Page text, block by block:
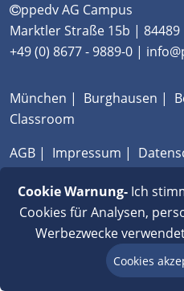
ppedv AG Campus
Marktler Straße 15b | 84489
+49 (0) 8677 - 9889-0 |
München | Burghausen |
Classroom
AGB | Impressum |
Cookie Warnung-Ich
Cookies für Analysen,
Werbezwecke
Cookies